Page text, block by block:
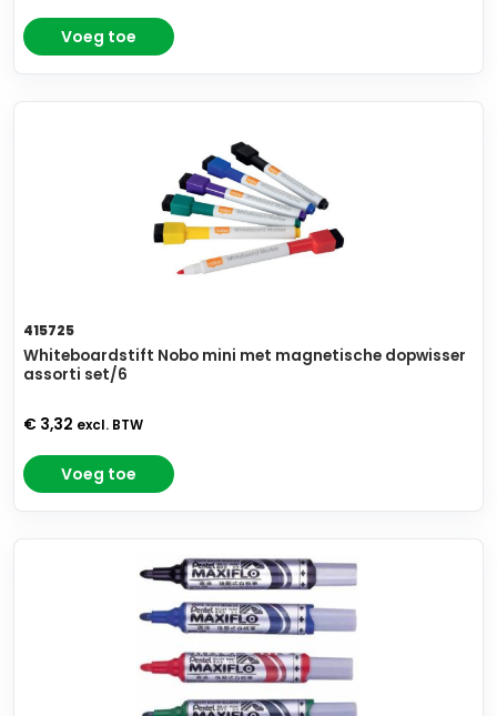
Voeg toe
415725
Whiteboardstift Nobo mini met magnetische dopwisser
assorti set/6
€ 3,32 excl. BTW
Voeg toe